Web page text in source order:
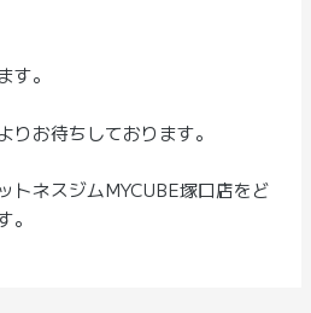
す。
りお待ちしております。
トネスジムMYCUBE塚口店をど
。